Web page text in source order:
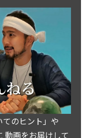
のヒント」や
動画をお届けして